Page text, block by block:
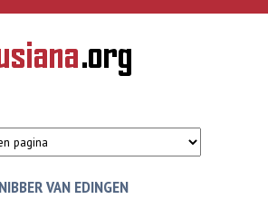
gaan
VAN EDINGEN